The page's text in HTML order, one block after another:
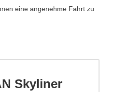
eine angenehme Fahrt zu
Skyliner